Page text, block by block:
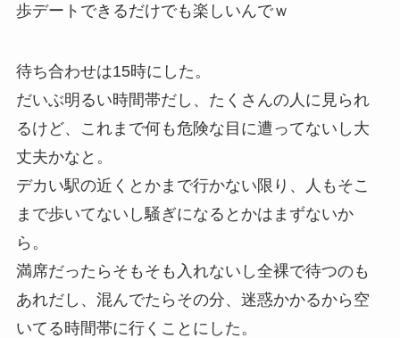
歩デートできるだけでも楽しいんでｗ
待ち合わせは15時にした。
だいぶ明るい時間帯だし、たくさんの人に見られ
るけど、これまで何も危険な目に遭ってないし大
丈夫かなと。
デカい駅の近くとかまで行かない限り、人もそこ
まで歩いてないし騒ぎになるとかはまずないか
ら。
満席だったらそもそも入れないし全裸で待つのも
あれだし、混んでたらその分、迷惑かかるから空
いてる時間帯に行くことにした。